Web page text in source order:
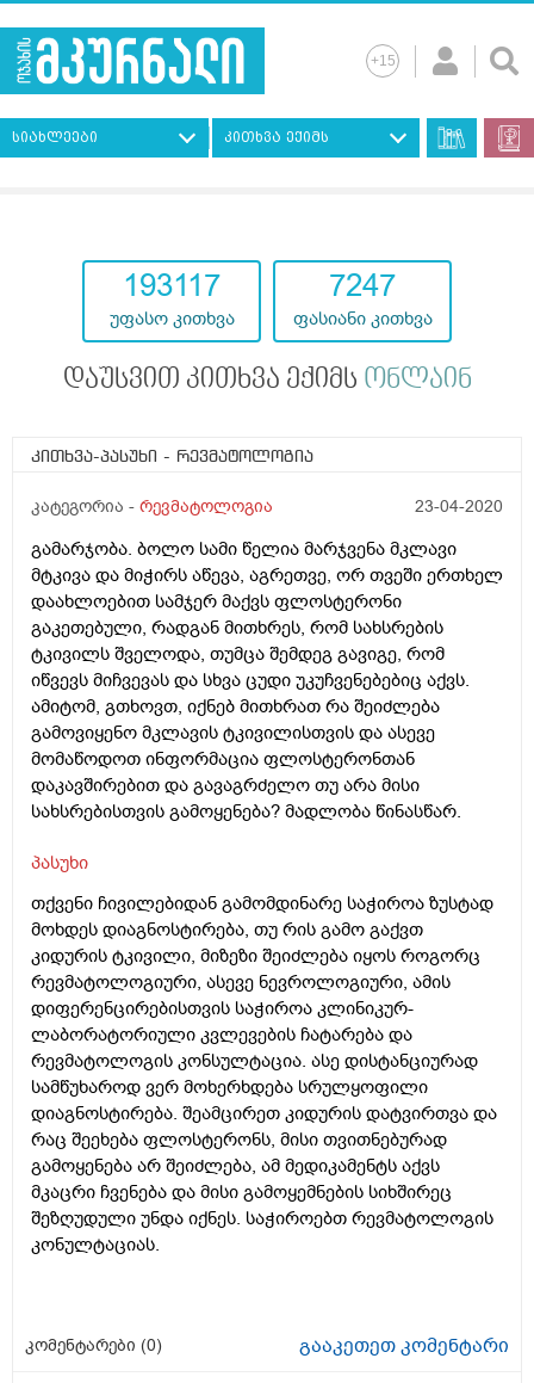
სიახლეები კითხვა ექიმს
193117
უფასო კითხვა
7247
ფასიანი კითხვა
დაუსვით კითხვა ექიმს ონლაინ
კითხვა-პასუხი - რევმატოლოგია
კატეგორია - რევმატოლოგია 23-04-2020
გამარჯობა. ბოლო სამი წელია მარჯვენა მკლავი
მტკივა და მიჭირს აწევა, აგრეთვე, ორ თვეში ერთხელ
დაახლოებით სამჯერ მაქვს ფლოსტერონი
გაკეთებული, რადგან მითხრეს, რომ სახსრების
ტკივილს შველოდა, თუმცა შემდეგ გავიგე, რომ
იწვევს მიჩვევას და სხვა ცუდი უკუჩვენებებიც აქვს.
ამიტომ, გთხოვთ, იქნებ მითხრათ რა შეიძლება
გამოვიყენო მკლავის ტკივილისთვის და ასევე
მომაწოდოთ ინფორმაცია ფლოსტერონთან
დაკავშირებით და გავაგრძელო თუ არა მისი
სახსრებისთვის გამოყენება? მადლობა წინასწარ.
პასუხი
თქვენი ჩივილებიდან გამომდინარე საჭიროა ზუსტად
მოხდეს დიაგნოსტირება, თუ რის გამო გაქვთ
კიდურის ტკივილი, მიზეზი შეიძლება იყოს როგორც
რევმატოლოგიური, ასევე ნევროლოგიური, ამის
დიფერენცირებისთვის საჭიროა კლინიკურ-
ლაბორატორიული კვლევების ჩატარება და
რევმატოლოგის კონსულტაცია. ასე დისტანციურად
სამწუხაროდ ვერ მოხერხდება სრულყოფილი
დიაგნოსტირება. შეამცირეთ კიდურის დატვირთვა და
რაც შეეხება ფლოსტერონს, მისი თვითნებურად
გამოყენება არ შეიძლება, ამ მედიკამენტს აქვს
მკაცრი ჩვენება და მისი გამოყემნების სიხშირეც
შეზღუდული უნდა იქნეს. საჭიროებთ რევმატოლოგის
კონულტაციას.
კომენტარები (0) გააკეთეთ კომენტარი